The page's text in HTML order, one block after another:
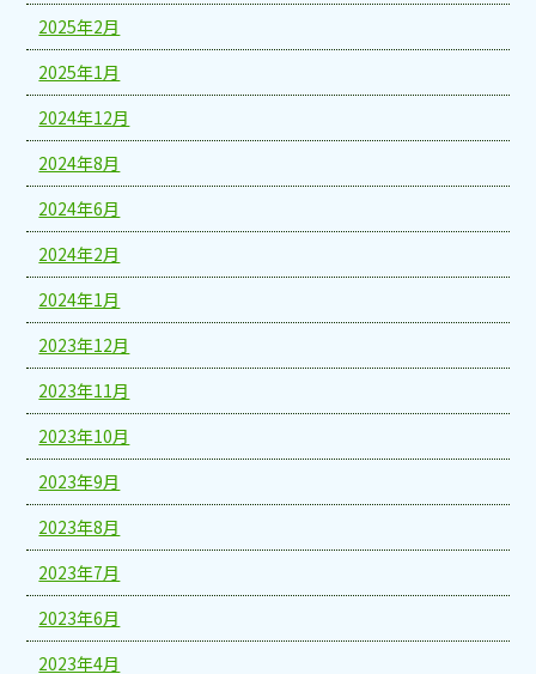
2025年2月
2025年1月
2024年12月
2024年8月
2024年6月
2024年2月
2024年1月
2023年12月
2023年11月
2023年10月
2023年9月
2023年8月
2023年7月
2023年6月
2023年4月